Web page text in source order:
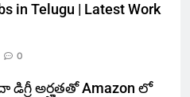
in Telugu | Latest Work
0
డిగ్రీ అర్హతతో Amazon లో